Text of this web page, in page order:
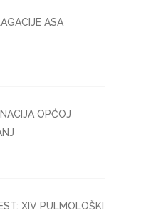
ASA
OPĆOJ
XIV PULMOLOŠKI